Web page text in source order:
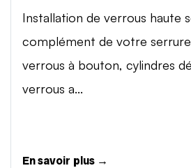
Installation de verrous haute
complément de votre
verrous à bouton, cylindres
verrous a...
En savoir plus →